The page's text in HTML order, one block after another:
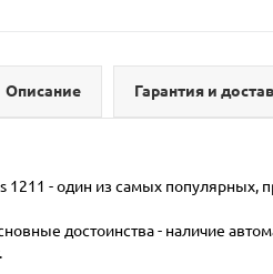
Описание Гарантия и
1211 - один из самых популярных,
достоинства - наличие